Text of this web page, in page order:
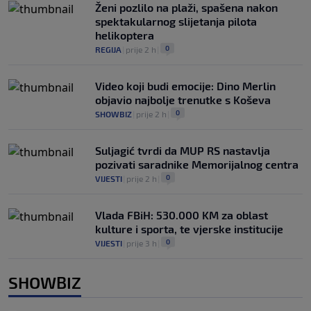
Ženi pozlilo na plaži, spašena nakon
spektakularnog slijetanja pilota
helikoptera
REGIJA prije 2 h 0
Video koji budi emocije: Dino Merlin
objavio najbolje trenutke s Koševa
SHOWBIZ prije 2 h 0
Suljagić tvrdi da MUP RS nastavlja
pozivati saradnike Memorijalnog centra
VIJESTI prije 2 h 0
Vlada FBiH: 530.000 KM za oblast
kulture i sporta, te vjerske institucije
VIJESTI prije 3 h 0
SHOWBIZ